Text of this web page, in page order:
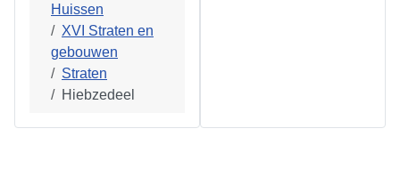
Huissen
XVI Straten en
gebouwen
Straten
Hiebzedeel